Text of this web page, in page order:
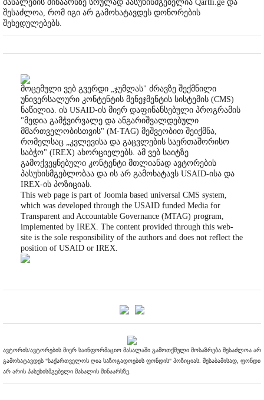
მასალების შინაარსზე სრულად პასუხისმგებელია Qartli.ge და
შესაძლოა, რომ იგი არ გამოხატავდეს დონორების
შეხედულებებს.
მოცემული ვებ გვერდი „ჯუმლას" ძრავზე შექმნილი
უნივერსალური კონტენტის მენეჯმენტის სისტემის (CMS)
ნაწილია. ის USAID-ის მიერ დაფინანსებული პროგრამის
"მედია გამჭვირვალე და ანგარიშვალდებული
მმართველობისთვის" (M-TAG) მეშვეობით შეიქმნა,
რომელსაც „კვლევისა და გაცვლების საერთაშორისო
საბჭო" (IREX) ახორციელებს. ამ ვებ საიტზე
გამოქვეყნებული კონტენტი მთლიანად ავტორების
პასუხისმგებლობაა და ის არ გამოხატავს USAID-ისა და
IREX-ის პოზიციას.
This web page is part of Joomla based universal CMS system,
which was developed through the USAID funded Media for
Transparent and Accountable Governance (MTAG) program,
implemented by IREX. The content provided through this web-
site is the sole responsibility of the authors and does not reflect the
position of USAID or IREX.
ავტორის/ავტორების მიერ საინფორმაციო მასალაში გამოთქმული მოსაზრება შესაძლოა არ
გამოხატავდეს "საქართველოს ღია საზოგადოების ფონდის" პოზიციას. შესაბამისად, ფონდი
არ არის პასუხისმგებელი მასალის შინაარსზე.